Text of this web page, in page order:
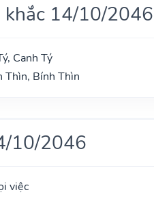
khắc 14/10/2046
Canh Tý
Thìn, Bính Thìn
10/2046
việc